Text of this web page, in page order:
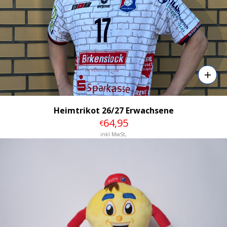
Heimtrikot 26/27 Erwachsene
€64,95
inkl MwSt,